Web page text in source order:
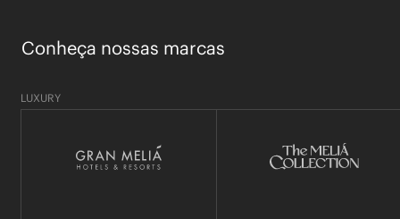
Conheça nossas marcas
LUXURY